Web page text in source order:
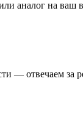
аналог на ваш
— отвечаем за